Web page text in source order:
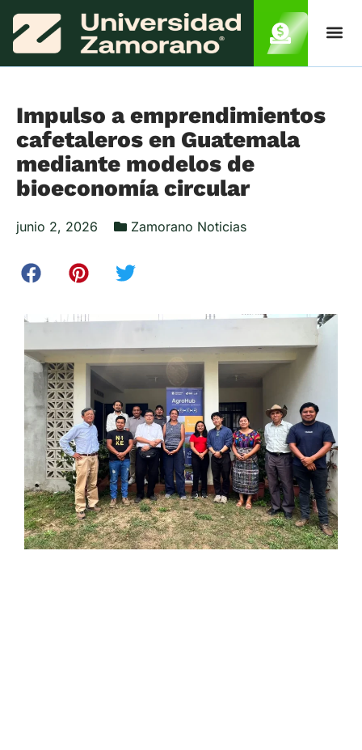
Impulso a emprendimientos
cafetaleros en Guatemala
mediante modelos de
bioeconomía circular
junio 2, 2026 Zamorano Noticias